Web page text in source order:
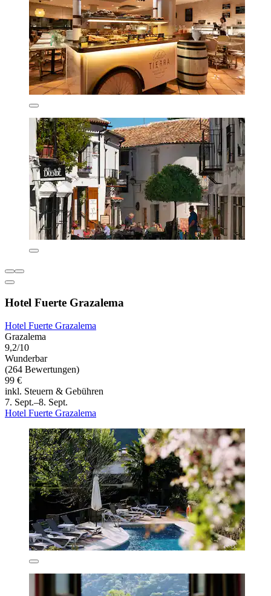
Hotel Fuerte Grazalema
Hotel Fuerte Grazalema
Grazalema
9,2/10
Wunderbar
(264 Bewertungen)
99 €
inkl. Steuern & Gebühren
7. Sept.–8. Sept.
Hotel Fuerte Grazalema